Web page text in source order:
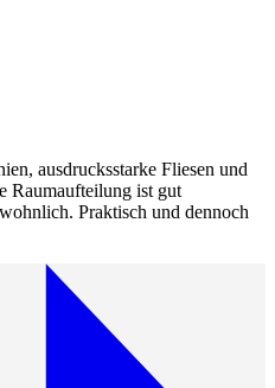
ausdrucksstarke Fliesen und
Raumaufteilung ist gut
Praktisch und dennoch